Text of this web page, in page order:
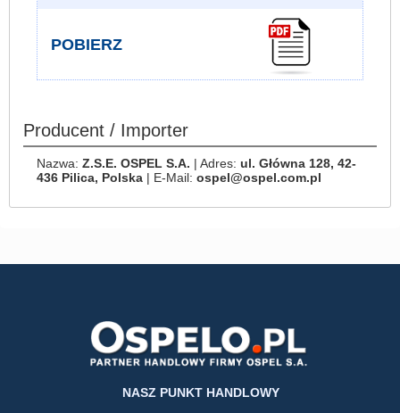
POBIERZ
Producent / Importer
Nazwa: Z.S.E. OSPEL S.A. | Adres: ul. Główna 128, 42-
436 Pilica, Polska | E-Mail: ospel@ospel.com.pl
NASZ PUNKT HANDLOWY